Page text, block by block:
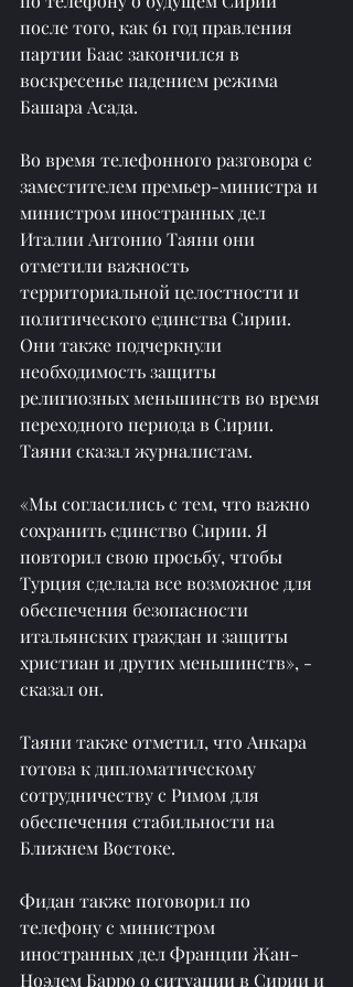
после того, как 61 год правления
партии Баас закончился в
воскресенье падением режима
Башара Асада.
Во время телефонного разговора с
заместителем премьер-министра и
министром иностранных дел
Италии Антонио Таяни они
отметили важность
территориальной целостности и
политического единства Сирии.
Они также подчеркнули
необходимость защиты
религиозных меньшинств во время
переходного периода в Сирии.
Таяни сказал журналистам.
«Мы согласились с тем, что важно
сохранить единство Сирии. Я
повторил свою просьбу, чтобы
Турция сделала все возможное для
обеспечения безопасности
итальянских граждан и защиты
христиан и других меньшинств», -
сказал он.
Таяни также отметил, что Анкара
готова к дипломатическому
сотрудничеству с Римом для
обеспечения стабильности на
Ближнем Востоке.
Фидан также поговорил по
телефону с министром
иностранных дел Франции Жан-
Ноэлем Барро о ситуации в Сирии и